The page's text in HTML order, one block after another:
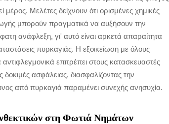
Μελέτες δείχνουν ότι ορισμένες χημικές
μπορούν πραγματικά να αυξήσουν την
ανάφλεξη, γι' αυτό είναι αρκετά απαραίτητα
πυρκαγιάς. Η εξοικείωση με όλους
επιτρέπει στους κατασκευαστές
ασφάλειας, διασφαλίζοντας την
από πυρκαγιά παραμένει συνεχής ανησυχία.
στη Φωτιά Νημάτων